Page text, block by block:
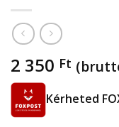
2 350 Ft
Kérheted